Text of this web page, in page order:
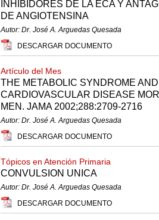
INHIBIDORES DE LA ECA Y
DE ANGIOTENSINA
Autor: Dr. José A. Arguedas Quesada
DESCARGAR DOCUMENTO
Artículo del Mes
THE METABOLIC SYNDROME
CARDIOVASCULAR DISEASE
MEN. JAMA 2002;288:2709-2716
Autor: Dr. José A. Arguedas Quesada
DESCARGAR DOCUMENTO
Tópicos en Atención Primaria
CONVULSION UNICA
Autor: Dr. José A. Arguedas Quesada
DESCARGAR DOCUMENTO